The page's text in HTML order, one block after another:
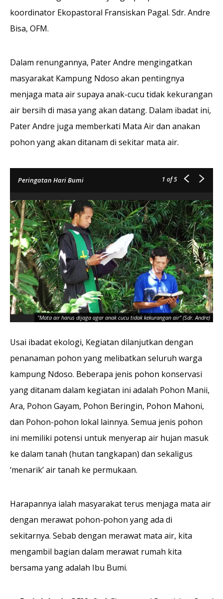
koordinator Ekopastoral Fransiskan Pagal. Sdr. Andre
Bisa, OFM.
Dalam renungannya, Pater Andre mengingatkan
masyarakat Kampung Ndoso akan pentingnya
menjaga mata air supaya anak-cucu tidak kekurangan
air bersih di masa yang akan datang. Dalam ibadat ini,
Pater Andre juga memberkati Mata Air dan anakan
pohon yang akan ditanam di sekitar mata air.
Peringatan Hari Bumi 1 of 5
"Mata air harus dijaga agar anak cucu tidak kekurangan air" (Sdr. Andre)
Usai ibadat ekologi, Kegiatan dilanjutkan dengan
penanaman pohon yang melibatkan seluruh warga
kampung Ndoso. Beberapa jenis pohon konservasi
yang ditanam dalam kegiatan ini adalah Pohon Manii,
Ara, Pohon Gayam, Pohon Beringin, Pohon Mahoni,
dan Pohon-pohon lokal lainnya. Semua jenis pohon
ini memiliki potensi untuk menyerap air hujan masuk
ke dalam tanah (hutan tangkapan) dan sekaligus
‘menarik’ air tanah ke permukaan.
Harapannya ialah masyarakat terus menjaga mata air
dengan merawat pohon-pohon yang ada di
sekitarnya. Sebab dengan merawat mata air, kita
mengambil bagian dalam merawat rumah kita
bersama yang adalah Ibu Bumi.